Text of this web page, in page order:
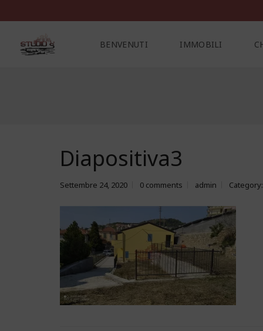
BENVENUTI IMMOBILI
Diapositiva3
Settembre 24, 2020 0 comments admin Category: